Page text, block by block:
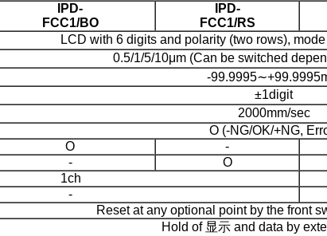
IPD-
FCC1/BO
IPD-
FCC1/RS
LCD with 6 digits and polarity (two rows),
0.5/1/5/10μm (Can be switched
-
±1digit
2000mm/sec
Ο (-NG/OK/+NG,
Ο -
- Ο
1ch
-
Reset at any optional point by the front
Hold of 显示 and data by